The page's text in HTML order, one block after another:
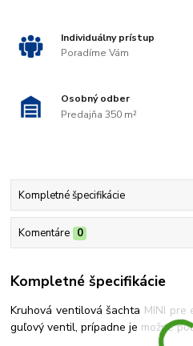
Individuálny prístup
Poradíme Vám
Osobný odber
Predajňa 350 m²
Kompletné špecifikácie
Komentáre 0
Kompletné špecifikácie
Kruhová ventilová šachta MINI
guľový ventil, prípadne je možné